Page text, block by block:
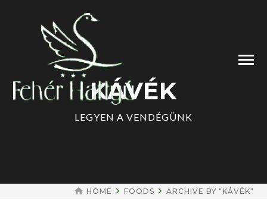
KÁVÉK
LEGYEN A VENDÉGÜNK
HOME FOODS ARCHIVE BY "KÁVÉK"